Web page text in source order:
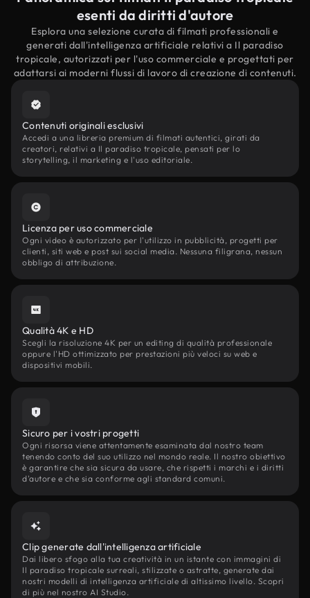
esenti da diritti d'autore
Esplora una selezione curata di filmati professionali e
generati dall'intelligenza artificiale relativi a Il paradiso
tropicale, autorizzati per l'uso commerciale e progettati per
adattarsi ai moderni flussi di lavoro di creazione di contenuti.
Contenuti originali esclusivi
Accedi a una libreria premium di filmati autentici, girati da
creatori, relativi a Il paradiso tropicale, pensati per lo
storytelling, il marketing e l'uso editoriale.
Licenza per uso commerciale
Ogni video è autorizzato per l'utilizzo in pubblicità, progetti per
clienti, siti web e post sui social media. Nessuna filigrana, nessun
obbligo di attribuzione.
Qualità 4K e HD
Scegli la risoluzione 4K per un editing di qualità professionale
oppure l'HD ottimizzato per prestazioni più veloci su web e
dispositivi mobili.
Sicuro per i vostri progetti
Ogni risorsa viene attentamente esaminata dal nostro team
tenendo conto del suo utilizzo nel mondo reale. Il nostro obiettivo
è garantire che sia sicura da usare, che rispetti i marchi e i diritti
d'autore e che sia conforme agli standard comuni.
Clip generate dall'intelligenza artificiale
Dai libero sfogo alla tua creatività in un istante con immagini di
Il paradiso tropicale surreali, stilizzate o astratte, generate dai
nostri modelli di intelligenza artificiale di altissimo livello. Scopri
di più nel nostro AI Studio.